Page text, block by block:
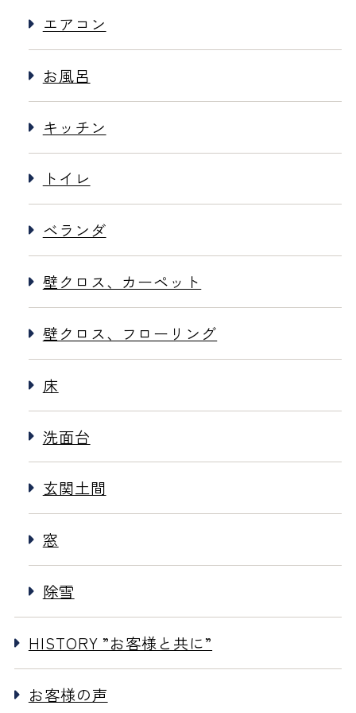
エアコン
お風呂
キッチン
トイレ
ベランダ
壁クロス、カーペット
壁クロス、フローリング
床
洗面台
玄関土間
窓
除雪
HISTORY ”お客様と共に”
お客様の声